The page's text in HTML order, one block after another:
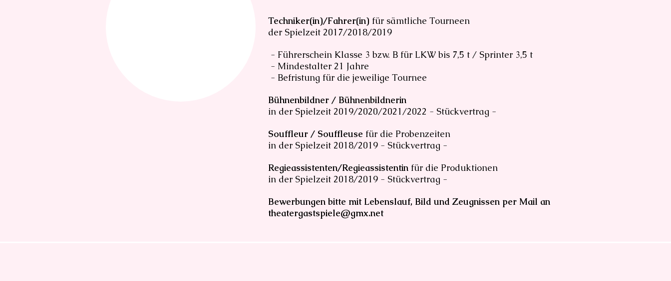
Techniker(in)/Fahrer(in) für sämtliche Tourneen
der Spielzeit 2017/2018/2019
- Führerschein Klasse 3 bzw. B für LKW bis 7,5 t / Sprinter 3,5 t
- Mindestalter 21 Jahre
- Befristung für die jeweilige Tournee
Bühnenbildner / Bühnenbildnerin
in der Spielzeit 2019/2020/2021/2022 - Stückvertrag -
Souffleur / Souffleuse für die Probenzeiten
in der Spielzeit 2018/2019 - Stückvertrag -
Regieassistenten/Regieassistentin für die Produktionen
in der Spielzeit 2018/2019 - Stückvertrag -
Bewerbungen bitte mit Lebenslauf, Bild und Zeugnissen per Mail an
theatergastspiele@gmx.net